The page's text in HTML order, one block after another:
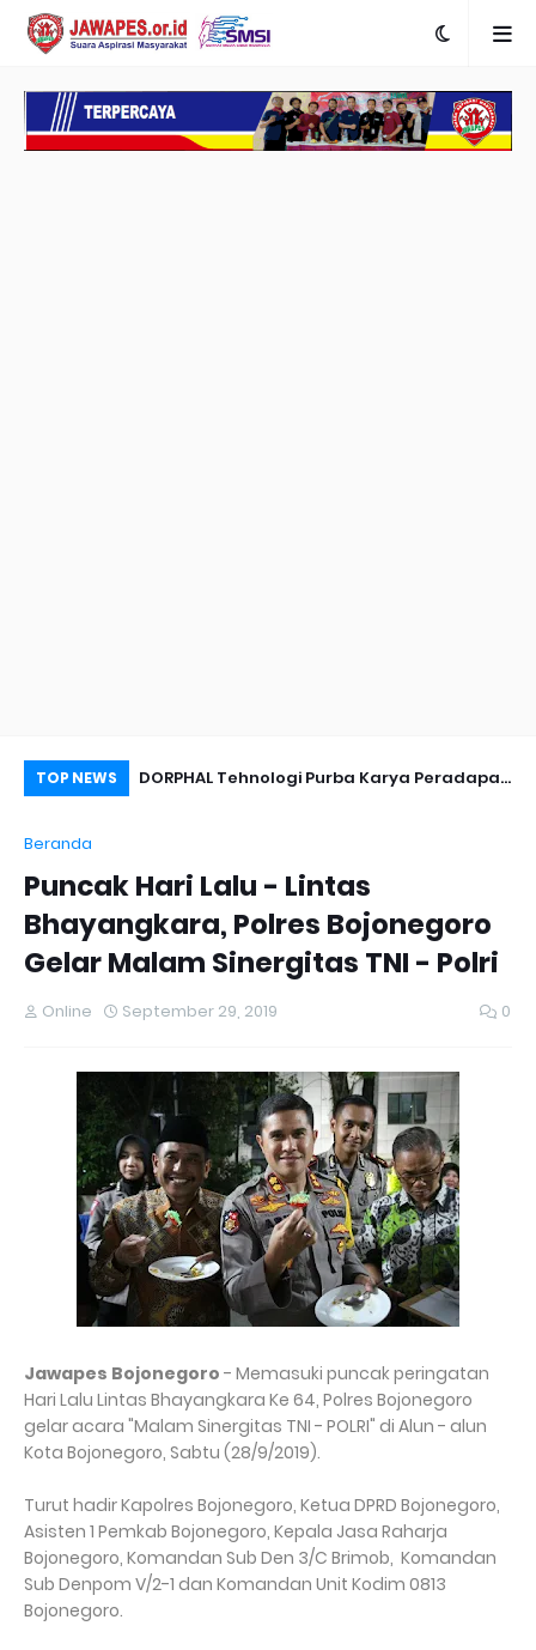
TOP NEWS
Anies
DORPHAL Tehnologi Purba Karya Peradapan
Beranda
Puncak Hari Lalu - Lintas
Bhayangkara, Polres Bojonegoro
Gelar Malam Sinergitas TNI - Polri
Online September 29, 2019 0
Jawapes Bojonegoro - Memasuki puncak peringatan
Hari Lalu Lintas Bhayangkara Ke 64, Polres Bojonegoro
gelar acara "Malam Sinergitas TNI - POLRI" di Alun - alun
Kota Bojonegoro, Sabtu (28/9/2019).
Turut hadir Kapolres Bojonegoro, Ketua DPRD Bojonegoro,
Asisten 1 Pemkab Bojonegoro, Kepala Jasa Raharja
Bojonegoro, Komandan Sub Den 3/C Brimob, Komandan
Sub Denpom V/2-1 dan Komandan Unit Kodim 0813
Bojonegoro.